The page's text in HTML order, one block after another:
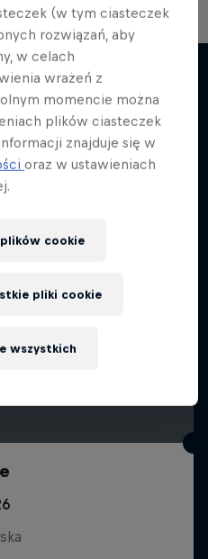
(w tym ciasteczek
rozwiązań, aby
w celach
wrażeń z
momencie można
plików ciasteczek
znajduje się w
oraz w ustawieniach
cookie
wszystkich
pliki cookie